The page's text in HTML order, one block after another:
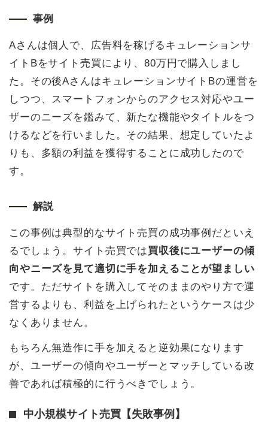
事例
Aさんは個人で、広告料を稼げるキュレーションサ
イトBをサイト売買により、80万円で購入しまし
た。その後AさんはキュレーションサイトBの運営を
しつつ、スマートフォンからのアクセス対応やユー
ザーのニーズを鑑みて、新たな機能やタイトルをつ
けるなどを行いました。その結果、想定していたよ
りも、多額の利益を獲得することに成功したので
す。
解説
この事例は典型的なサイト売買の成功事例だといえ
るでしょう。サイト売買では買収後にユーザーの傾
向やニーズを見て適切に手を加えることが望ましい
です。ただサイトを購入してそのままのやり方で運
営するよりも、利益を上げられたというケースは少
なくありません。
もちろん無造作に手を加えると逆効果になります
が、ユーザーの傾向やユーザーとマッチしている改
善であれば積極的に行うべきでしょう。
中小規模サイト売買【失敗事例】